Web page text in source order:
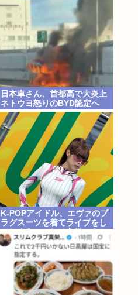
全焼から約1年
日本車さん、首都高で大炎上
ネトウヨ怒りのBYD認定へ
K-POPアイドル、エヴァのプ
ラグスーツを着てライブをし
てしまう…これは非常にえち
ち